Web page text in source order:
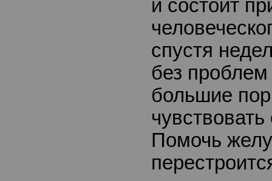
и состоит
спустя
без
большие
Помочь